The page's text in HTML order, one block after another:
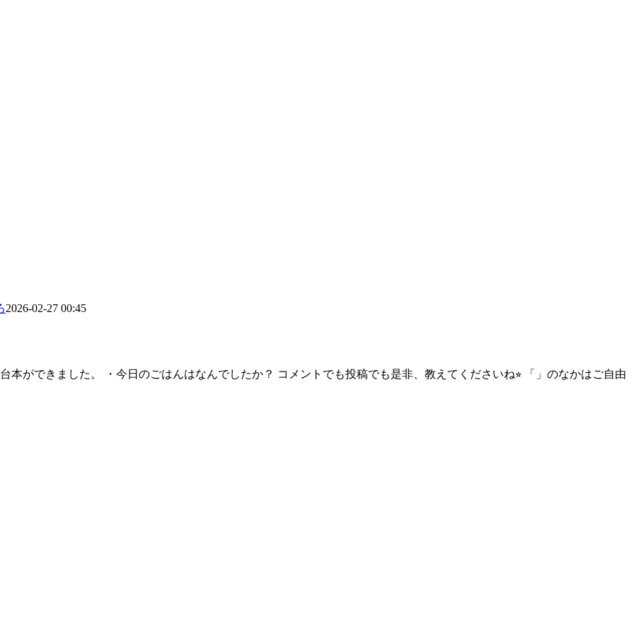
2026-02-27 00:45
本ができました。 ・今日のごはんはなんでしたか？ コメントでも投稿でも是非、教えてくださいね⭐︎ 「」のなかはご自由